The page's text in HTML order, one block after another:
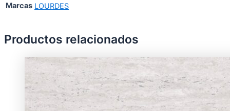
Marcas LOURDES
Productos relacionados